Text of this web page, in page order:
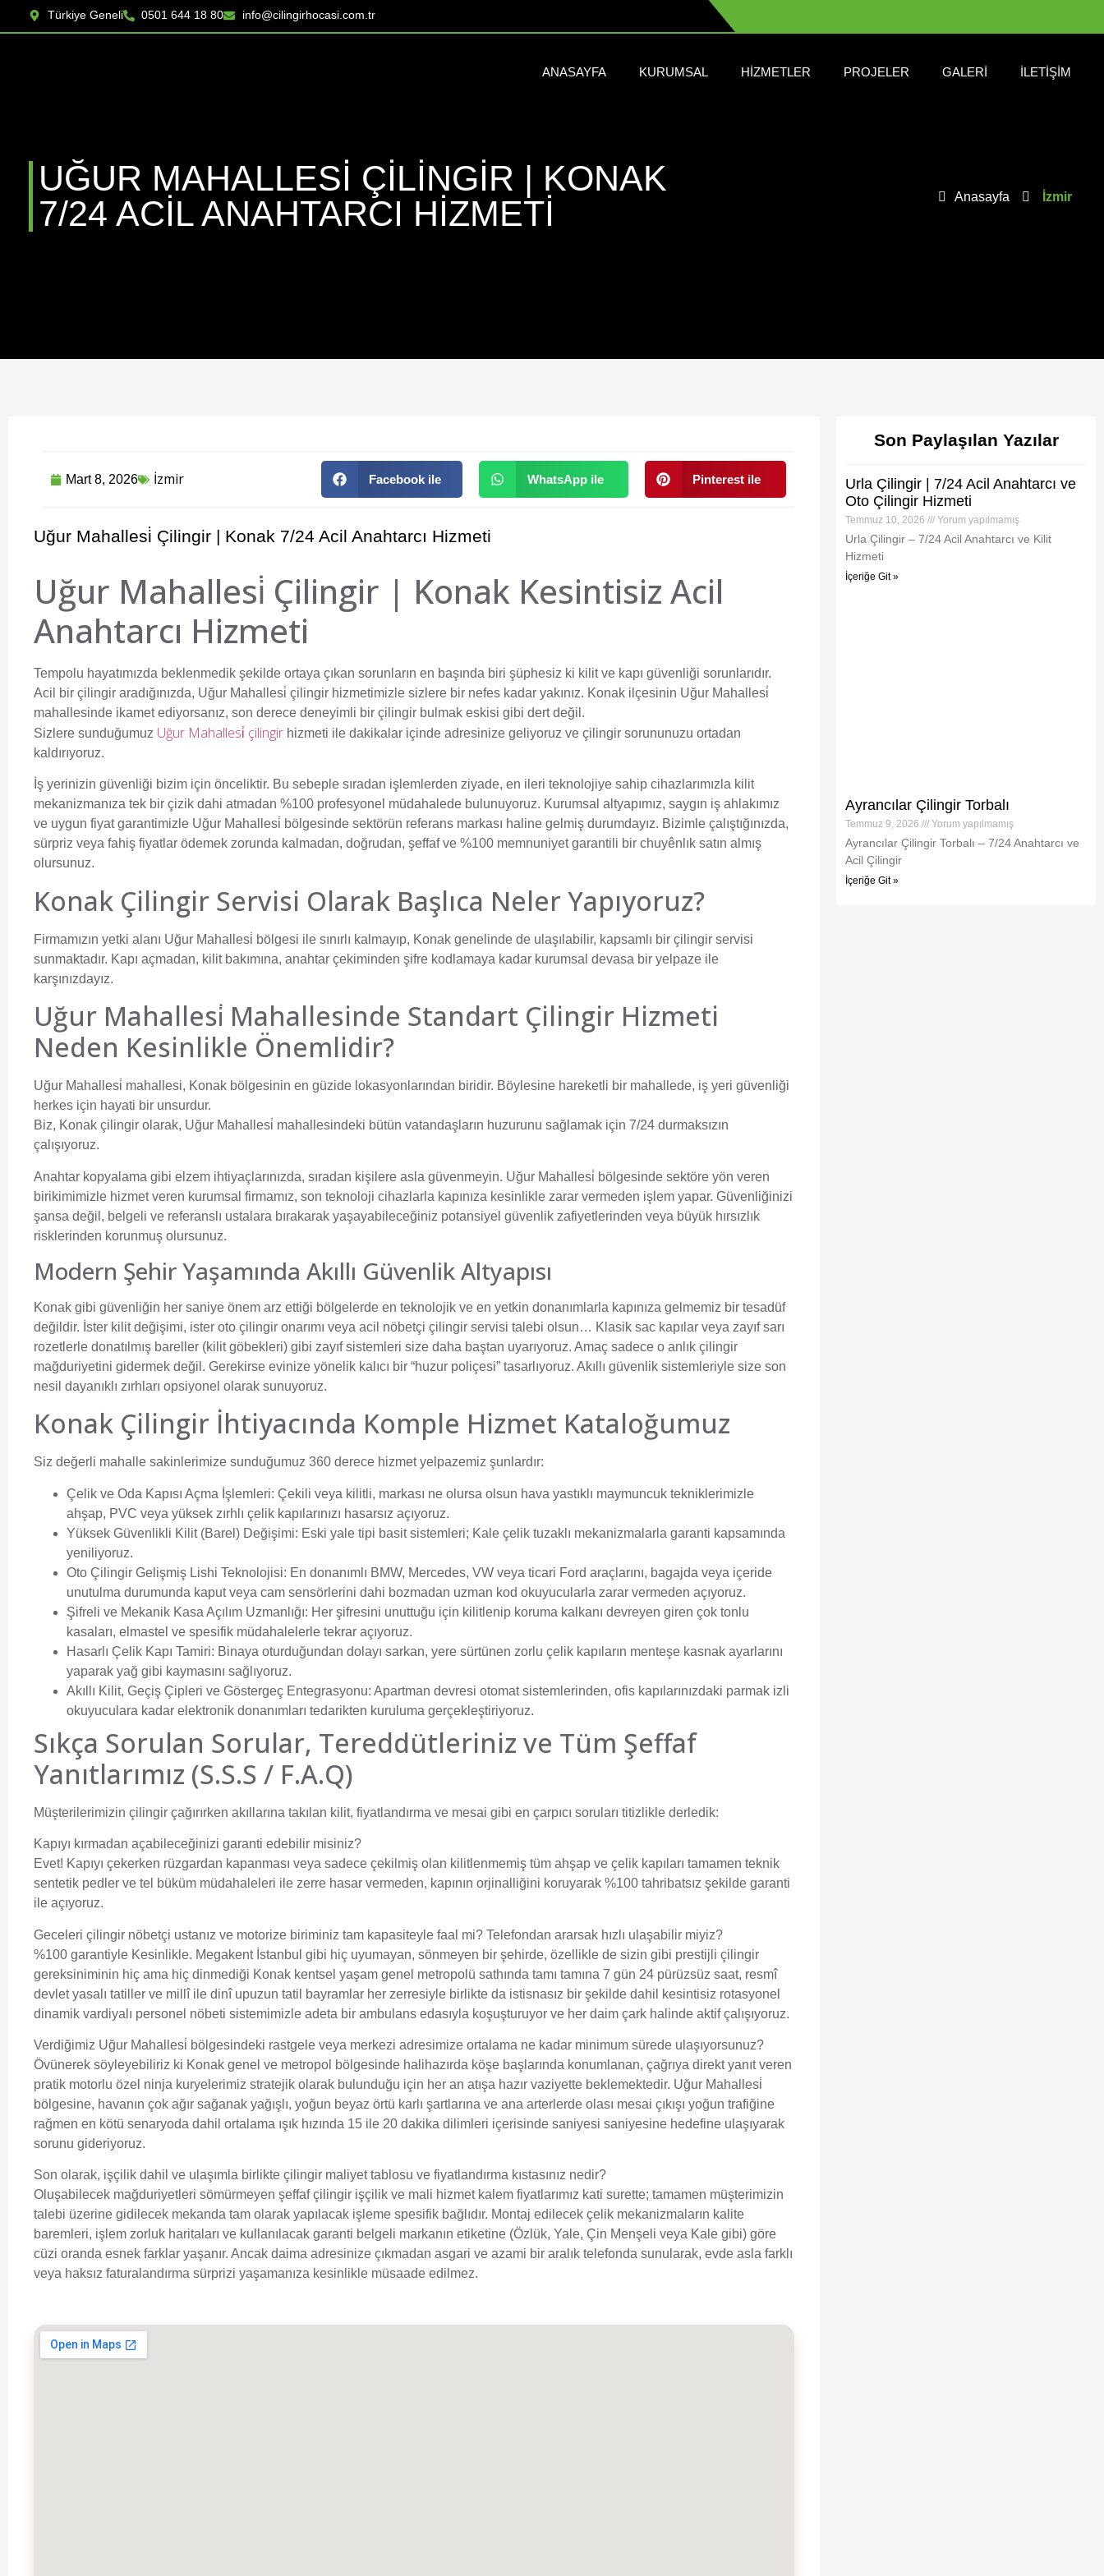
Türkiye Geneli 0501 644 18 80 info@cilingirhocasi.com.tr
ANASAYFA KURUMSAL HIZMETLER PROJELER GALERI İLETIŞIM
UĞUR MAHALLESİ ÇILINGIR | KONAK
7/24 ACIL ANAHTARCI HIZMETI
Anasayfa İzmir
Mart 8, 2026 İzmir Facebook ile WhatsApp ile Pinterest ile
Uğur Mahallesi̇ Çilingir | Konak 7/24 Acil Anahtarcı Hizmeti
Uğur Mahallesi̇ Çilingir | Konak Kesintisiz Acil
Anahtarcı Hizmeti
Tempolu hayatımızda beklenmedik şekilde ortaya çıkan sorunların en başında biri şüphesiz ki kilit ve kapı güvenliği sorunlarıdır.
Acil bir çilingir aradığınızda, Uğur Mahallesi̇ çilingir hizmetimizle sizlere bir nefes kadar yakınız. Konak ilçesinin Uğur Mahallesi̇
mahallesinde ikamet ediyorsanız, son derece deneyimli bir çilingir bulmak eskisi gibi dert değil.
Sizlere sunduğumuz Uğur Mahallesi̇ çilingir hizmeti ile dakikalar içinde adresinize geliyoruz ve çilingir sorununuzu ortadan
kaldırıyoruz.
İş yerinizin güvenliği bizim için önceliktir. Bu sebeple sıradan işlemlerden ziyade, en ileri teknolojiye sahip cihazlarımızla kilit
mekanizmanıza tek bir çizik dahi atmadan %100 profesyonel müdahalede bulunuyoruz. Kurumsal altyapımız, saygın iş ahlakımız
ve uygun fiyat garantimizle Uğur Mahallesi̇ bölgesinde sektörün referans markası haline gelmiş durumdayız. Bizimle çalıştığınızda,
sürpriz veya fahiş fiyatlar ödemek zorunda kalmadan, doğrudan, şeffaf ve %100 memnuniyet garantili bir chuyênlık satın almış
olursunuz.
Konak Çilingir Servisi Olarak Başlıca Neler Yapıyoruz?
Firmamızın yetki alanı Uğur Mahallesi̇ bölgesi ile sınırlı kalmayıp, Konak genelinde de ulaşılabilir, kapsamlı bir çilingir servisi
sunmaktadır. Kapı açmadan, kilit bakımına, anahtar çekiminden şifre kodlamaya kadar kurumsal devasa bir yelpaze ile
karşınızdayız.
Uğur Mahallesi̇ Mahallesinde Standart Çilingir Hizmeti
Neden Kesinlikle Önemlidir?
Uğur Mahallesi̇ mahallesi, Konak bölgesinin en güzide lokasyonlarından biridir. Böylesine hareketli bir mahallede, iş yeri güvenliği
herkes için hayati bir unsurdur.
Biz, Konak çilingir olarak, Uğur Mahallesi̇ mahallesindeki bütün vatandaşların huzurunu sağlamak için 7/24 durmaksızın
çalışıyoruz.
Anahtar kopyalama gibi elzem ihtiyaçlarınızda, sıradan kişilere asla güvenmeyin. Uğur Mahallesi̇ bölgesinde sektöre yön veren
birikimimizle hizmet veren kurumsal firmamız, son teknoloji cihazlarla kapınıza kesinlikle zarar vermeden işlem yapar. Güvenliğinizi
şansa değil, belgeli ve referanslı ustalara bırakarak yaşayabileceğiniz potansiyel güvenlik zafiyetlerinden veya büyük hırsızlık
risklerinden korunmuş olursunuz.
Modern Şehir Yaşamında Akıllı Güvenlik Altyapısı
Konak gibi güvenliğin her saniye önem arz ettiği bölgelerde en teknolojik ve en yetkin donanımlarla kapınıza gelmemiz bir tesadüf
değildir. İster kilit değişimi, ister oto çilingir onarımı veya acil nöbetçi çilingir servisi talebi olsun… Klasik sac kapılar veya zayıf sarı
rozetlerle donatılmış bareller (kilit göbekleri) gibi zayıf sistemleri size daha baştan uyarıyoruz. Amaç sadece o anlık çilingir
mağduriyetini gidermek değil. Gerekirse evinize yönelik kalıcı bir “huzur poliçesi” tasarlıyoruz. Akıllı güvenlik sistemleriyle size son
nesil dayanıklı zırhları opsiyonel olarak sunuyoruz.
Konak Çilingir İhtiyacında Komple Hizmet Kataloğumuz
Siz değerli mahalle sakinlerimize sunduğumuz 360 derece hizmet yelpazemiz şunlardır:
Çelik ve Oda Kapısı Açma İşlemleri: Çekili veya kilitli, markası ne olursa olsun hava yastıklı maymuncuk tekniklerimizle
ahşap, PVC veya yüksek zırhlı çelik kapılarınızı hasarsız açıyoruz.
Yüksek Güvenlikli Kilit (Barel) Değişimi: Eski yale tipi basit sistemleri; Kale çelik tuzaklı mekanizmalarla garanti kapsamında
yeniliyoruz.
Oto Çilingir Gelişmiş Lishi Teknolojisi: En donanımlı BMW, Mercedes, VW veya ticari Ford araçlarını, bagajda veya içeride
unutulma durumunda kaput veya cam sensörlerini dahi bozmadan uzman kod okuyucularla zarar vermeden açıyoruz.
Şifreli ve Mekanik Kasa Açılım Uzmanlığı: Her şifresini unuttuğu için kilitlenip koruma kalkanı devreyen giren çok tonlu
kasaları, elmastel ve spesifik müdahalelerle tekrar açıyoruz.
Hasarlı Çelik Kapı Tamiri: Binaya oturduğundan dolayı sarkan, yere sürtünen zorlu çelik kapıların menteşe kasnak ayarlarını
yaparak yağ gibi kaymasını sağlıyoruz.
Akıllı Kilit, Geçiş Çipleri ve Göstergeç Entegrasyonu: Apartman devresi otomat sistemlerinden, ofis kapılarınızdaki parmak izli
okuyuculara kadar elektronik donanımları tedarikten kuruluma gerçekleştiriyoruz.
Sıkça Sorulan Sorular, Tereddütleriniz ve Tüm Şeffaf
Yanıtlarımız (S.S.S / F.A.Q)
Müşterilerimizin çilingir çağırırken akıllarına takılan kilit, fiyatlandırma ve mesai gibi en çarpıcı soruları titizlikle derledik:
Kapıyı kırmadan açabileceğinizi garanti edebilir misiniz?
Evet! Kapıyı çekerken rüzgardan kapanması veya sadece çekilmiş olan kilitlenmemiş tüm ahşap ve çelik kapıları tamamen teknik
sentetik pedler ve tel büküm müdahaleleri ile zerre hasar vermeden, kapının orjinalliğini koruyarak %100 tahribatsız şekilde garanti
ile açıyoruz.
Geceleri çilingir nöbetçi ustanız ve motorize biriminiz tam kapasiteyle faal mi? Telefondan ararsak hızlı ulaşabilir miyiz?
%100 garantiyle Kesinlikle. Megakent İstanbul gibi hiç uyumayan, sönmeyen bir şehirde, özellikle de sizin gibi prestijli çilingir
gereksiniminin hiç ama hiç dinmediği Konak kentsel yaşam genel metropolü sathında tamı tamına 7 gün 24 pürüzsüz saat, resmî
devlet yasalı tatiller ve millî ile dinî upuzun tatil bayramlar her zerresiyle birlikte da istisnasız bir şekilde dahil kesintisiz rotasyonel
dinamik vardiyalı personel nöbeti sistemimizle adeta bir ambulans edasıyla koşuşturuyor ve her daim çark halinde aktif çalışıyoruz.
Verdiğimiz Uğur Mahallesi̇ bölgesindeki rastgele veya merkezi adresimize ortalama ne kadar minimum sürede ulaşıyorsunuz?
Övünerek söyleyebiliriz ki Konak genel ve metropol bölgesinde halihazırda köşe başlarında konumlanan, çağrıya direkt yanıt veren
pratik motorlu özel ninja kuryelerimiz stratejik olarak bulunduğu için her an atışa hazır vaziyette beklemektedir. Uğur Mahallesi̇
bölgesine, havanın çok ağır sağanak yağışlı, yoğun beyaz örtü karlı şartlarına ve ana arterlerde olası mesai çıkışı yoğun trafiğine
rağmen en kötü senaryoda dahil ortalama ışık hızında 15 ile 20 dakika dilimleri içerisinde saniyesi saniyesine hedefine ulaşıyarak
sorunu gideriyoruz.
Son olarak, işçilik dahil ve ulaşımla birlikte çilingir maliyet tablosu ve fiyatlandırma kıstasınız nedir?
Oluşabilecek mağduriyetleri sömürmeyen şeffaf çilingir işçilik ve mali hizmet kalem fiyatlarımız kati surette; tamamen müşterimizin
talebi üzerine gidilecek mekanda tam olarak yapılacak işleme spesifik bağlıdır. Montaj edilecek çelik mekanizmaların kalite
baremleri, işlem zorluk haritaları ve kullanılacak garanti belgeli markanın etiketine (Özlük, Yale, Çin Menşeli veya Kale gibi) göre
cüzi oranda esnek farklar yaşanır. Ancak daima adresinize çıkmadan asgari ve azami bir aralık telefonda sunularak, evde asla farklı
veya haksız faturalandırma sürprizi yaşamanıza kesinlikle müsaade edilmez.
Son Paylaşılan Yazılar
Urla Çilingir | 7/24 Acil Anahtarcı ve
Oto Çilingir Hizmeti
Temmuz 10, 2026 Yorum yapılmamış
Urla Çilingir – 7/24 Acil Anahtarcı ve Kilit
Hizmeti
İçeriğe Git »
Ayrancılar Çilingir Torbalı
Temmuz 9, 2026 Yorum yapılmamış
Ayrancılar Çilingir Torbalı – 7/24 Anahtarcı ve
Acil Çilingir
İçeriğe Git »